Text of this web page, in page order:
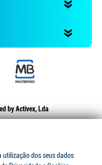
byActivex, Lda
utilização dos seus dados